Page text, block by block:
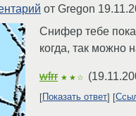
от Gregon
Снифер тебе
когда, так можно
wfrr ★★☆ (
Показать ответ